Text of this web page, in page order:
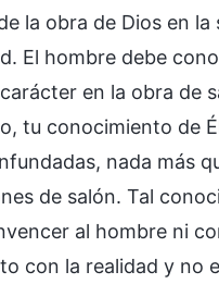
la obra de Dios en la
El hombre debe
en la obra de
tu conocimiento de
nada más
de salón. Tal
al hombre ni
con la realidad y no